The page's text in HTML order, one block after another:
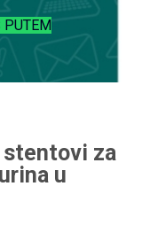
PUTEM
za
u